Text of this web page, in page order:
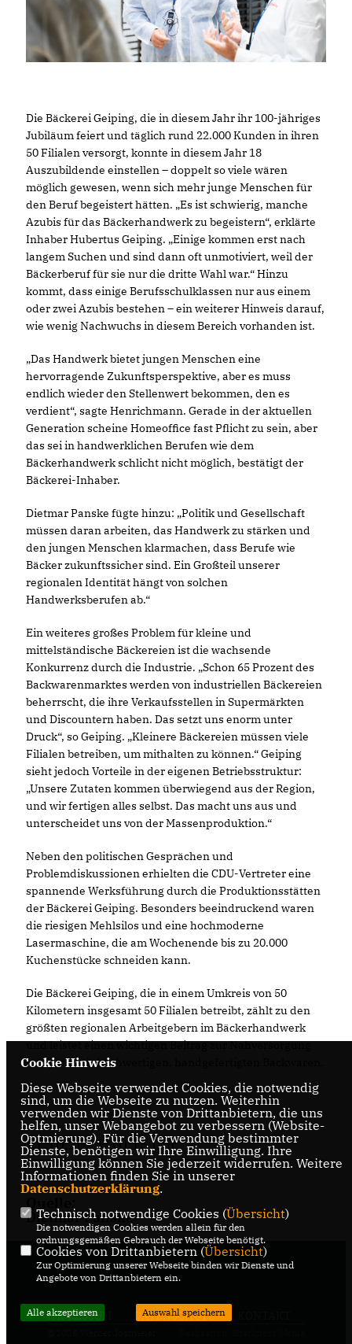
Die Bäckerei Geiping, die in diesem Jahr ihr 100-jähriges
Jubiläum feiert und täglich rund 22.000 Kunden in ihren
50 Filialen versorgt, konnte in diesem Jahr 18
Auszubildende einstellen – doppelt so viele wären
möglich gewesen, wenn sich mehr junge Menschen für
den Beruf begeistert hätten. „Es ist schwierig, manche
Azubis für das Bäckerhandwerk zu begeistern“, erklärte
Inhaber Hubertus Geiping. „Einige kommen erst nach
langem Suchen und sind dann oft unmotiviert, weil der
Bäckerberuf für sie nur die dritte Wahl war.“ Hinzu
kommt, dass einige Berufsschulklassen nur aus einem
oder zwei Azubis bestehen – ein weiterer Hinweis darauf,
wie wenig Nachwuchs in diesem Bereich vorhanden ist.
Das Handwerk bietet jungen Menschen eine
hervorragende Zukunftsperspektive, aber es muss
endlich wieder den Stellenwert bekommen, den es
verdient“, sagte Henrichmann. Gerade in der aktuellen
Generation scheine Homeoffice fast Pflicht zu sein, aber
das sei in handwerklichen Berufen wie dem
Bäckerhandwerk schlicht nicht möglich, bestätigt der
Bäckerei-Inhaber.
Dietmar Panske fügte hinzu: „Politik und Gesellschaft
müssen daran arbeiten, das Handwerk zu stärken und
den jungen Menschen klarmachen, dass Berufe wie
Bäcker zukunftssicher sind. Ein Großteil unserer
regionalen Identität hängt von solchen
Handwerksberufen ab.“
Ein weiteres großes Problem für kleine und
mittelständische Bäckereien ist die wachsende
Konkurrenz durch die Industrie. „Schon 65 Prozent des
Backwarenmarktes werden von industriellen Bäckereien
beherrscht, die ihre Verkaufsstellen in Supermärkten
und Discountern haben. Das setzt uns enorm unter
Druck“, so Geiping. „Kleinere Bäckereien müssen viele
Filialen betreiben, um mithalten zu können.“ Geiping
sieht jedoch Vorteile in der eigenen Betriebsstruktur:
Unsere Zutaten kommen überwiegend aus der Region,
und wir fertigen alles selbst. Das macht uns aus und
unterscheidet uns von der Massenproduktion.“
Neben den politischen Gesprächen und
Problemdiskussionen erhielten die CDU-Vertreter eine
spannende Werksführung durch die Produktionsstätten
der Bäckerei Geiping. Besonders beeindruckend waren
die riesigen Mehlsilos und eine hochmoderne
Lasermaschine, die am Wochenende bis zu 20.000
Kuchenstücke schneiden kann.
Die Bäckerei Geiping, die in einem Umkreis von 50
Kilometern insgesamt 50 Filialen betreibt, zählt zu den
größten regionalen Arbeitgebern im Bäckerhandwerk
und leistet einen wichtigen Beitrag zur Nahversorgung
mit qualitativ hochwertigen, handgefertigten Backwaren.
21.10.2024, 10:15 Uhr
Quelle:
Dietmar Panske
IMPRESSUM DATENSCHUTZ
Cookie Hinweis
Diese Webseite verwendet Cookies, die notwendig
sind, um die Webseite zu nutzen. Weiterhin
verwenden wir Dienste von Drittanbietern, die uns
helfen, unser Webangebot zu verbessern (Website-
Optmierung). Für die Verwendung bestimmter
Dienste, benötigen wir Ihre Einwilligung. Ihre
Einwilligung können Sie jederzeit widerrufen. Weitere
Informationen finden Sie in unserer
Datenschutzerklärung.
Technisch notwendige Cookies (Übersicht)
Die notwendigen Cookies werden allein für den
ordnungsgemäßen Gebrauch der Webseite benötigt.
Cookies von Drittanbietern (Übersicht)
Zur Optimierung unserer Webseite binden wir Dienste und
Angebote von Drittanbietern ein.
Alle akzeptieren Auswahl speichern